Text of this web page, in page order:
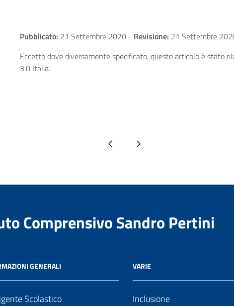
Pubblicato: 21 Settembre 2020 - Revisione: 21 Settembre
Eccetto dove diversamente specificato, questo articolo è stato
3.0 Italia.
Pagina precedentePagina successiva
Comprensivo Sandro Pertini
GENERALI
Scolastico
VARIE
Inclusione